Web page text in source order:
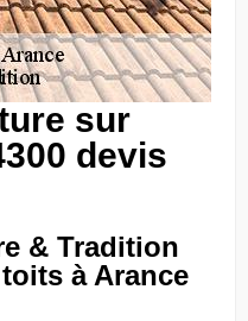
sur
devis
& Tradition
à Arance